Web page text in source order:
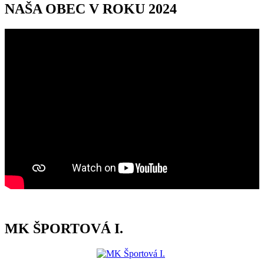
NAŠA OBEC V ROKU 2024
MK ŠPORTOVÁ I.